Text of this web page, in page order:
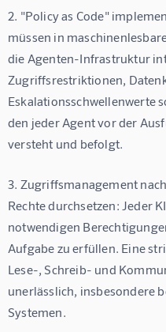
2. "Policy as Code"
müssen in
die Agenten-Infrastruktur
Zugriffsrestriktionen,
Eskalationsschwellenwerte
den jeder Agent vor der
versteht und befolgt.
3. Zugriffsmanagement
Rechte durchsetzen: Jeder
notwendigen
Aufgabe zu erfüllen. Eine
Lese-, Schreib- und
unerlässlich, insbesondere
Systemen.